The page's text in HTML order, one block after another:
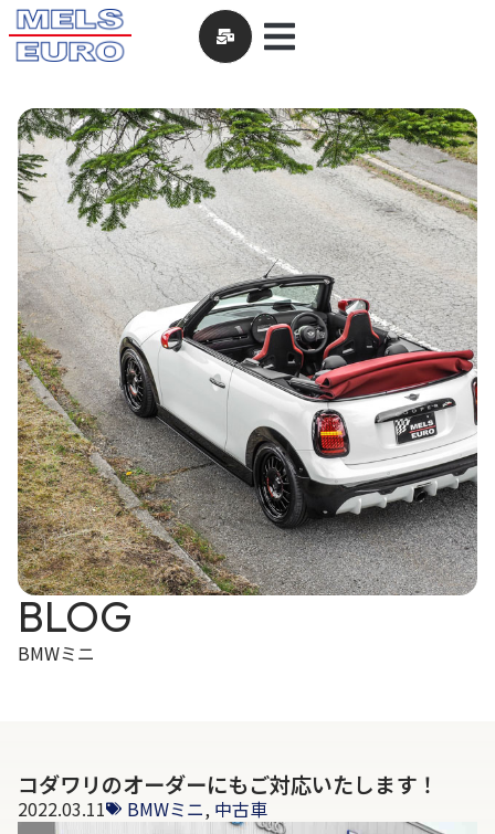
BLOG
BMWミニ
コダワリのオーダーにもご対応いたします！
2022.03.11 BMWミニ, 中古車